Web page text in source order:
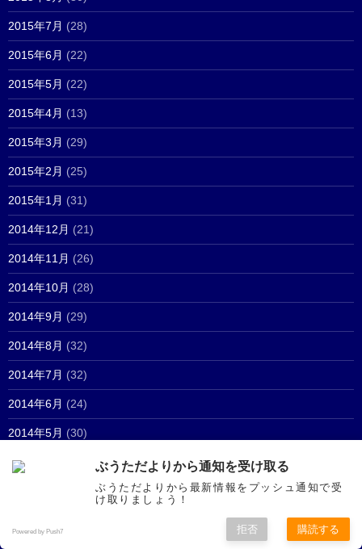
2015年7月 (28)
2015年6月 (22)
2015年5月 (22)
2015年4月 (13)
2015年3月 (29)
2015年2月 (25)
2015年1月 (31)
2014年12月 (21)
2014年11月 (26)
2014年10月 (28)
2014年9月 (29)
2014年8月 (32)
2014年7月 (32)
2014年6月 (24)
2014年5月 (30)
2014年4月 ぶうただよりから通知を受け取る
ぶうただよりから最新情報をプッシュ通知で受
け取りましょう！
Powered by Push7 拒否 購読する